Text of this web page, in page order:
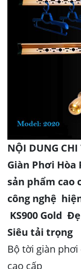
NỘI DUNG CHI
Giàn Phơi Hòa
sản phẩm cao
công nghệ
KS900 Gold
Siêu tải trọng
Bộ tời giàn
cao cấp